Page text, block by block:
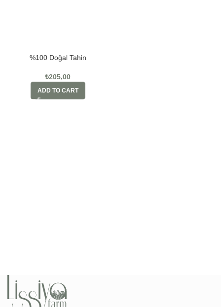
%100 Doğal Tahin
₺205,00
ADD TO CART